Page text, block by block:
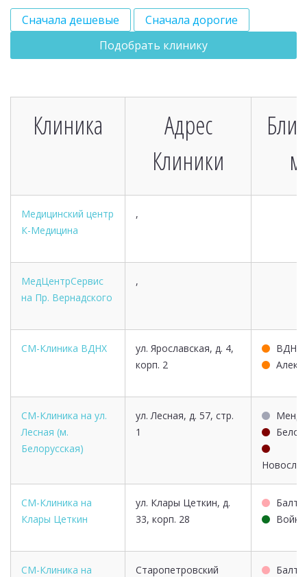
Сначала дешевые
Сначала дорогие
Подобрать клинику
Клиника
Адрес
Клиники
Медицинский центр
К-Медицина
,
МедЦентрСервис
на Пр. Вернадского
,
СМ-Клиника ВДНХ
ул. Ярославская, д. 4,
корп. 2
ВДНХ
СМ-Клиника на ул.
Лесная (м.
Белорусская)
ул. Лесная, д. 57, стр.
1
СМ-Клиника на
Клары Цеткин
ул. Клары Цеткин, д.
33, корп. 28
СМ-Клиника на
Старопетровский